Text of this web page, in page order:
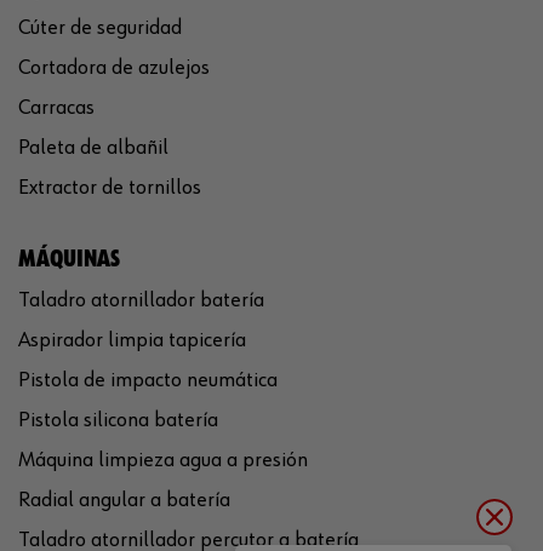
Cúter de seguridad
Cortadora de azulejos
Carracas
Paleta de albañil
Extractor de tornillos
MÁQUINAS
Taladro atornillador batería
Aspirador limpia tapicería
Pistola de impacto neumática
Pistola silicona batería
Máquina limpieza agua a presión
Radial angular a batería
Taladro atornillador percutor a batería